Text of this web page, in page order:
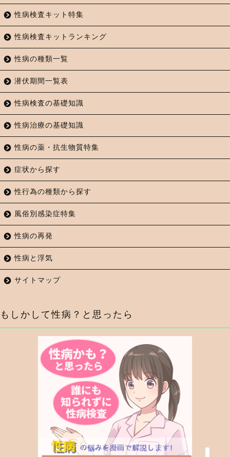
性病検査キット特集
性病検査キットランキング
性病の種類一覧
潜伏期間一覧表
性病検査の基礎知識
性病治療の基礎知識
性病の薬・抗生物質特集
症状から探す
性行為の種類から探す
風俗別感染症特集
性病の再発
性病と浮気
サイトマップ
もしかして性病？と思ったら
症状から調べる
行為から調べる
性病検査キットを探す
性病の薬・抗生物質を探